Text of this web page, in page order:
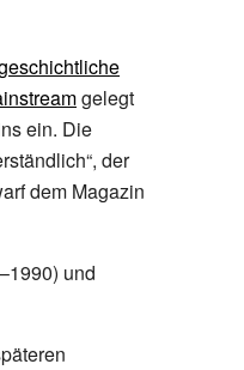
gelegt
ein. Die
der
dem Magazin
und